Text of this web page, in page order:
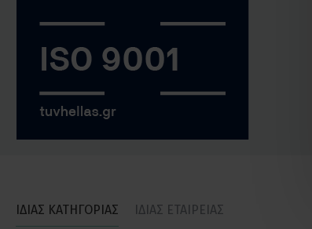
ΙΔΙΑΣ ΚΑΤΗΓΟΡΙΑΣ ΙΔΙΑΣ ΕΤΑΙΡΕΙΑΣ